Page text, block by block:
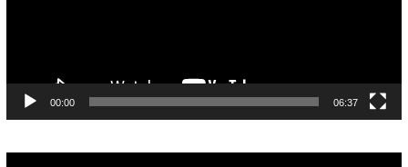
00:00 06:37